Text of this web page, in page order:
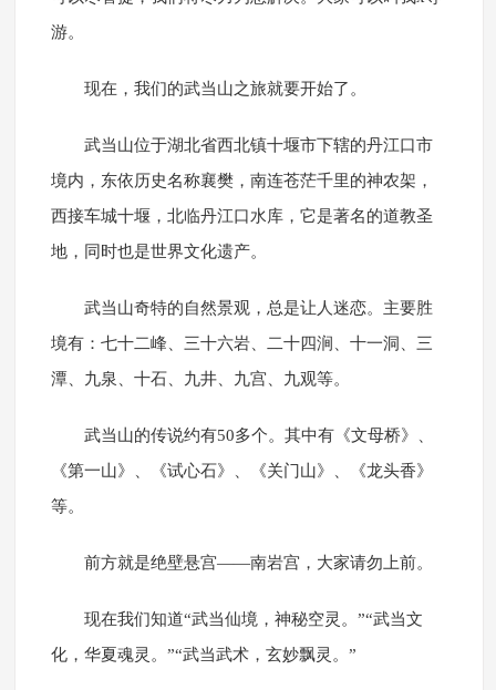
游。
现在，我们的武当山之旅就要开始了。
武当山位于湖北省西北镇十堰市下辖的丹江口市
境内，东依历史名称襄樊，南连苍茫千里的神农架，
西接车城十堰，北临丹江口水库，它是著名的道教圣
地，同时也是世界文化遗产。
武当山奇特的自然景观，总是让人迷恋。主要胜
境有：七十二峰、三十六岩、二十四涧、十一洞、三
潭、九泉、十石、九井、九宫、九观等。
武当山的传说约有50多个。其中有《文母桥》、
《第一山》、《试心石》、《关门山》、《龙头香》
等。
前方就是绝壁悬宫——南岩宫，大家请勿上前。
现在我们知道“武当仙境，神秘空灵。”“武当文
化，华夏魂灵。”“武当武术，玄妙飘灵。”